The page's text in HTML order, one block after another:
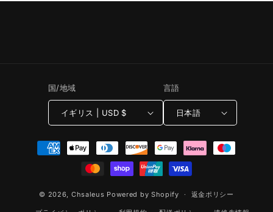
国/地域
イギリス | USD $
言語
日本語
© 2026, Chsaleus Powered by Shopify 返金ポリシー